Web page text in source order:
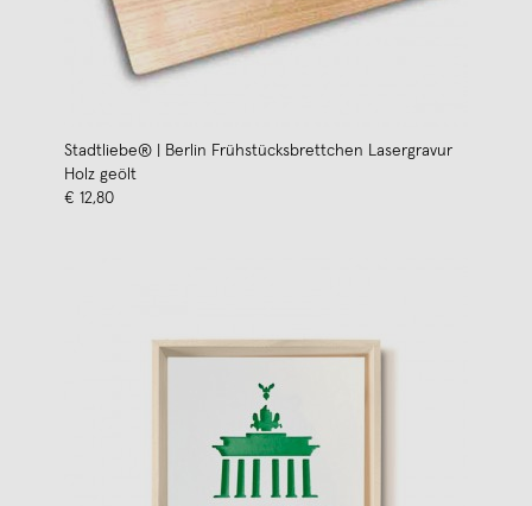
Stadtliebe® | Berlin Frühstücksbrettchen Lasergravur
Holz geölt
€ 12,80